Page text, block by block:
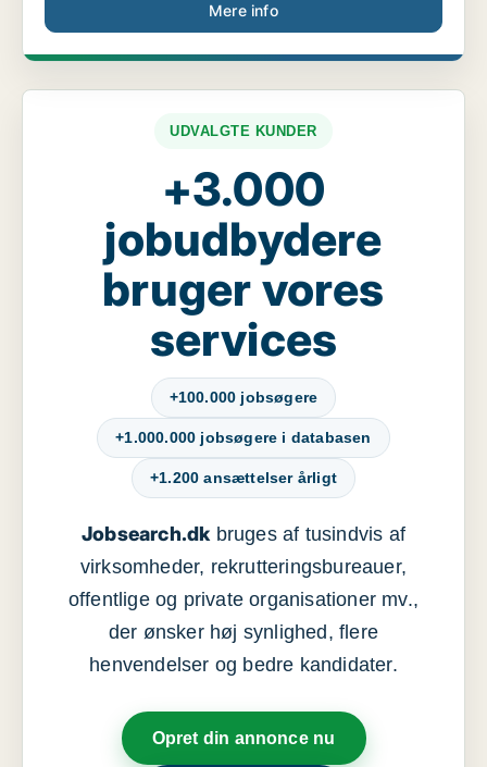
Mere info
UDVALGTE KUNDER
+3.000
jobudbydere
bruger vores
services
+100.000 jobsøgere
+1.000.000 jobsøgere i databasen
+1.200 ansættelser årligt
Jobsearch.dkbruges af tusindvis af
virksomheder, rekrutteringsbureauer,
offentlige og private organisationer mv.,
der ønsker høj synlighed, flere
henvendelser og bedre kandidater.
Opret din annonce nu